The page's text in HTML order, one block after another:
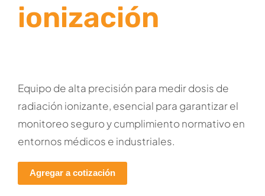
ionización
Equipo de alta precisión para medir dosis de
radiación ionizante, esencial para garantizar el
monitoreo seguro y cumplimiento normativo en
entornos médicos e industriales.
Agregar a cotización